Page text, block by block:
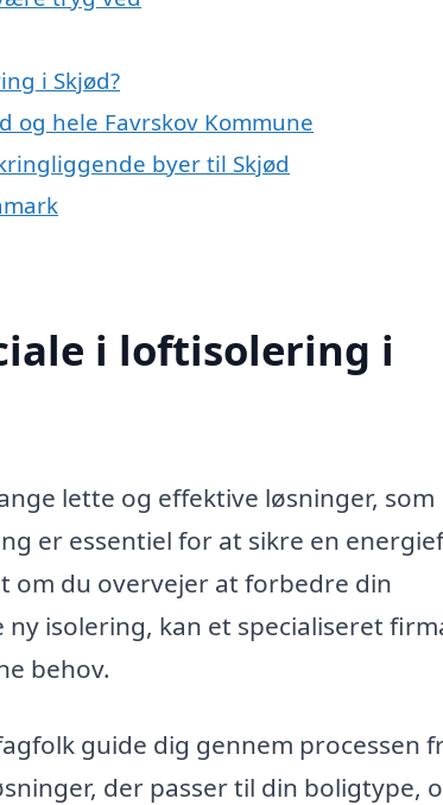
i Skjød?
og hele Favrskov Kommune
byer til Skjød
i loftisolering i
lette og effektive løsninger, som
er essentiel for at sikre en
om du overvejer at forbedre din
isolering, kan et specialiseret
behov.
guide dig gennem processen
der passer til din boligtype,